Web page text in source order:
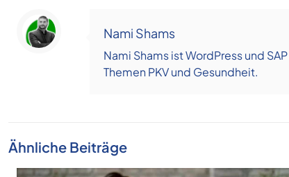
Nami Shams
Nami Shams ist WordPress und
Themen PKV und Gesundheit.
Ähnliche Beiträge